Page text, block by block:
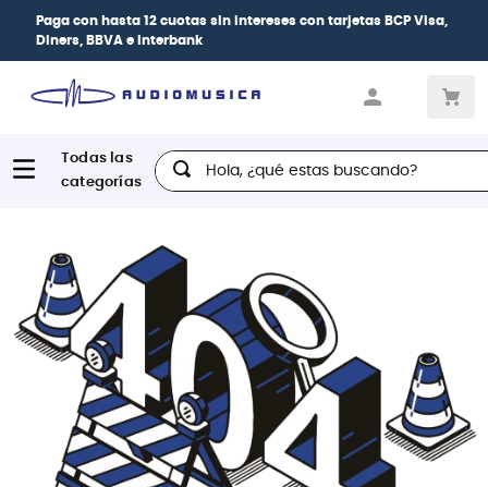
Paga con hasta 12 cuotas sin intereses con tarjetas BCP Visa,
Diners, BBVA e Interbank
Hola, ¿qué estas buscando?